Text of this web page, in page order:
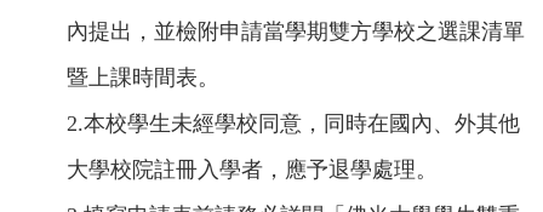
內提出，並檢附申請當學期雙方學校之選課清單
暨上課時間表。
2.本校學生未經學校同意，同時在國內、外其他
大學校院註冊入學者，應予退學處理。